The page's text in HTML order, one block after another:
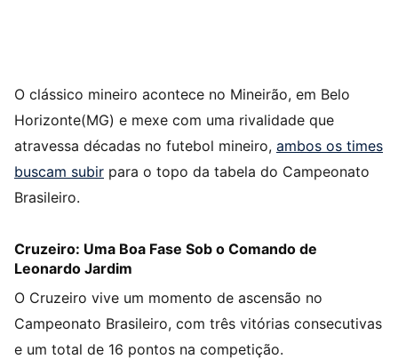
O clássico mineiro acontece no Mineirão, em Belo
Horizonte(MG) e mexe com uma rivalidade que
atravessa décadas no futebol mineiro, ambos os times
buscam subir para o topo da tabela do Campeonato
Brasileiro.
Cruzeiro: Uma Boa Fase Sob o Comando de
Leonardo Jardim
O Cruzeiro vive um momento de ascensão no
Campeonato Brasileiro, com três vitórias consecutivas
e um total de 16 pontos na competição.